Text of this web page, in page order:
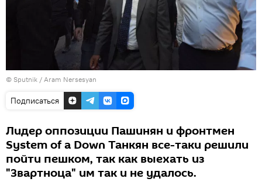
© Sputnik / Aram Nersesyan
Подписаться
Лидер оппозиции Пашинян и фронтмен
System of a Down Танкян все-таки решили
пойти пешком, так как выехать из
"Звартноца" им так и не удалось.